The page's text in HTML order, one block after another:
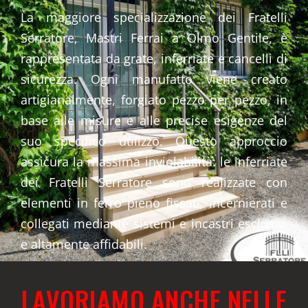
La maggiore specializzazione dei Fratelli
Serratore, Mastri Ferrai a Olmo Gentile, è
rappresentata da grate, inferriate e cancelli di
sicurezza. Ogni manufatto viene creato
artigianalmente, forgiato pezzo per pezzo, in
base alle misure e alle precise esigenze del
suo specifico utilizzo. Questo approccio
assicura la massima inviolabilità: le inferriate
dei Fratelli Serratore sono realizzate con
elementi in ferro pieno fissati, incernierati e
collegati mediante sistemi e incastri esclusivi
e altamente affidabili.
LAVORIAMO ANCHE NELLE